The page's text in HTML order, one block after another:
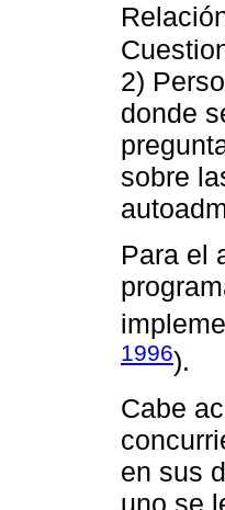
2)
donde
sobre
Para el
1996).
Cabe
en sus
uno se